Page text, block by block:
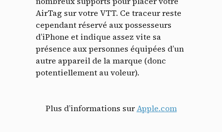
AirTag sur votre VTT. Ce traceur reste
cependant réservé aux possesseurs
d’iPhone et indique assez vite sa
présence aux personnes équipées d’un
autre appareil de la marque (donc
potentiellement au voleur).
Plus d’informations surApple.com